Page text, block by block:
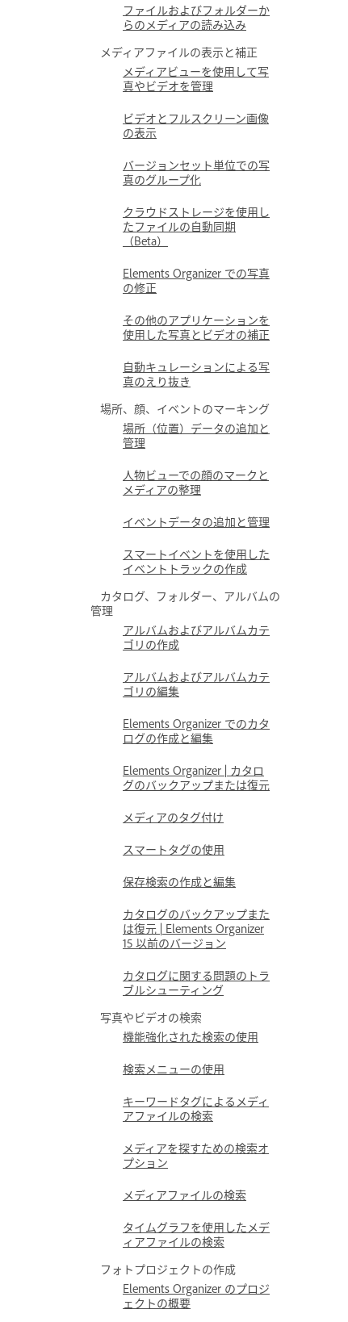
ファイルおよびフォルダーか
らのメディアの読み込み
メディアファイルの表示と補正
メディアビューを使用して写
真やビデオを管理
ビデオとフルスクリーン画像
の表示
バージョンセット単位での写
真のグループ化
クラウドストレージを使用し
たファイルの自動同期
（Beta）
Elements Organizer での写真
の修正
その他のアプリケーションを
使用した写真とビデオの補正
自動キュレーションによる写
真のえり抜き
場所、顔、イベントのマーキング
場所（位置）データの追加と
管理
人物ビューでの顔のマークと
メディアの整理
イベントデータの追加と管理
スマートイベントを使用した
イベントトラックの作成
カタログ、フォルダー、アルバムの
管理
アルバムおよびアルバムカテ
ゴリの作成
アルバムおよびアルバムカテ
ゴリの編集
Elements Organizer でのカタ
ログの作成と編集
Elements Organizer | カタロ
グのバックアップまたは復元
メディアのタグ付け
スマートタグの使用
保存検索の作成と編集
カタログのバックアップまた
は復元 | Elements Organizer
15 以前のバージョン
カタログに関する問題のトラ
ブルシューティング
写真やビデオの検索
機能強化された検索の使用
検索メニューの使用
キーワードタグによるメディ
アファイルの検索
メディアを探すための検索オ
プション
メディアファイルの検索
タイムグラフを使用したメデ
ィアファイルの検索
フォトプロジェクトの作成
Elements Organizer のプロジ
ェクトの概要